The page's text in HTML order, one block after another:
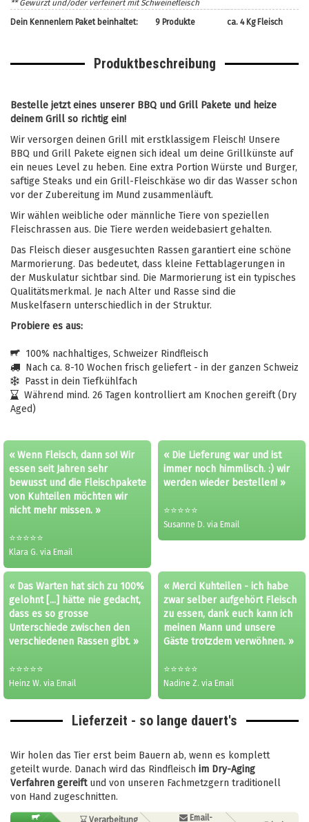
** Gewürzt und/oder verfeinert mit Schweinefleisch
Dein Kennenlern Paket beinhaltet:
9 Produkte ca. 4 Kg Fleisch
Produktbeschreibung
Bestelle jetzt eines unserer BBQ und Grill Pakete und heize
deinem Grill so richtig ein!
Wir versorgen deinen Grill mit erstklassigem Fleisch! Unsere
BBQ und Grill Pakete eignen sich ideal um deine Grillkünste auf
ein neues Level zu heben. Eine extra Portion Würste und Burger,
saftige Steaks und ein Grill-Fleischkäse wo dir das Wasser schon
vor der Zubereitung im Mund zusammenläuft.
Wir wählen weibliche oder männliche Tiere von speziellen
Fleischrassen aus. Die Tiere werden weidebasiert gehalten.
Das Fleisch dieser ausgesuchten Rassen garantiert eine schöne
Marmorierung. Das bedeutet, dass kleine Fettablagerungen in
der Muskulatur sichtbar sind. Die Marmorierung ist ein typisches
Qualitätsmerkmal. Je nach Alter und Rasse sind die
Muskelfasern unterschiedlich in der Struktur.
Probiere es aus:
100% nachhaltiges, Schweizer Rindfleisch
Nach ca. 8-10 Wochen frisch geliefert - in der ganzen Schweiz
Passt in dein Tiefkühlfach
Während mind. 26 Tagen kontrolliert am Knochen gereift (Dry
Aged)
« Wenn Fleisch, dann so! Wir
essen seit Jahren sehr
bewusst und die Fleischpakete
von Kuhteilen möchten wir
nicht mehr missen. »
⭐⭐⭐⭐⭐
Klara G. via Email
« Die Lieferung war und ist
immer noch himmlisch. :) wir
werden wieder bestellen! »
⭐⭐⭐⭐⭐
Susanne D. via Email
« Das Warten hat sich zu 100%
gelohnt [...] hätte nie gedacht,
dass es so grosse
Unterschiede zwischen den
verschiedenen Rassen gibt. »
⭐⭐⭐⭐⭐
Heinz W. via Email
« Merci Kuhteilen - ich habe
zwar selber aufgehört Fleisch
zu essen, dank euch kann ich
meinen Mann und unsere
Gäste trotzdem verwöhnen. »
⭐⭐⭐⭐⭐
Nadine Z. via Email
Lieferzeit - so lange dauert's
Wir holen das Tier erst beim Bauern ab, wenn es komplett
geteilt wurde. Danach wird das Rindfleisch im Dry-Aging
Verfahren gereiftund von unseren Fachmetzgern traditionell
von Hand zugeschnitten.
¨
Verarbeitung
Email-